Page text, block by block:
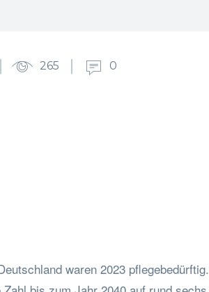
265 0
waren 2023 pflegebedürftig.